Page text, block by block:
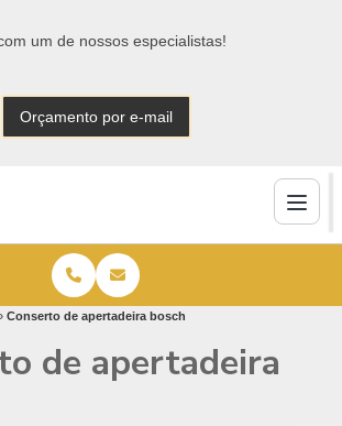
um de nossos especialistas!
Orçamento por e-mail
Conserto de apertadeira bosch
de apertadeira